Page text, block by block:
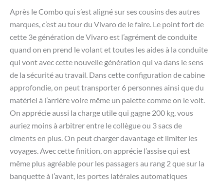
Après le Combo qui s’est aligné sur ses cousins des autres
marques, c’est au tour du Vivaro de le faire. Le point fort de
cette 3e génération de Vivaro est l’agrément de conduite
quand on en prend le volant et toutes les aides à la conduite
qui vont avec cette nouvelle génération qui va dans le sens
de la sécurité au travail. Dans cette configuration de cabine
approfondie, on peut transporter 6 personnes ainsi que du
matériel à l’arrière voire même un palette comme on le voit.
On apprécie aussi la charge utile qui gagne 200 kg, vous
auriez moins à arbitrer entre le collègue ou 3 sacs de
ciments en plus. On peut charger davantage et limiter les
voyages. Avec cette finition, on apprécie l’assise qui est
même plus agréable pour les passagers au rang 2 que sur la
banquette à l’avant, les portes latérales automatiques